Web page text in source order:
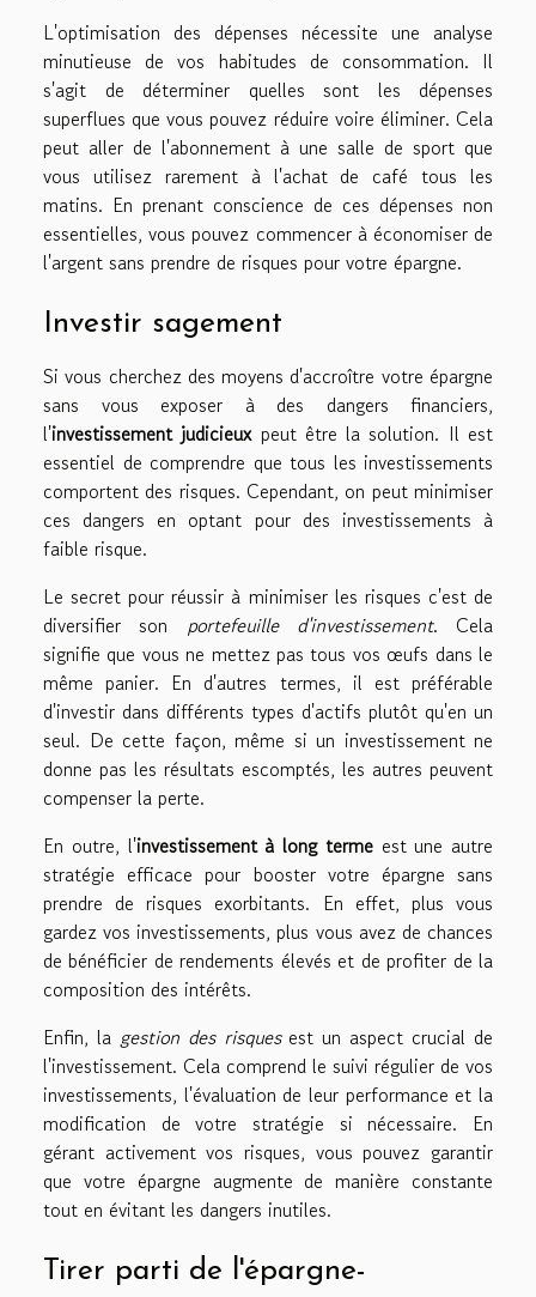
L'optimisation des dépenses nécessite une analyse
minutieuse de vos habitudes de consommation. Il
s'agit de déterminer quelles sont les dépenses
superflues que vous pouvez réduire voire éliminer. Cela
peut aller de l'abonnement à une salle de sport que
vous utilisez rarement à l'achat de café tous les
matins. En prenant conscience de ces dépenses non
essentielles, vous pouvez commencer à économiser de
l'argent sans prendre de risques pour votre épargne.
Investir sagement
Si vous cherchez des moyens d'accroître votre épargne
sans vous exposer à des dangers financiers,
l'investissement judicieuxpeut être la solution. Il est
essentiel de comprendre que tous les investissements
comportent des risques. Cependant, on peut minimiser
ces dangers en optant pour des investissements à
faible risque.
Le secret pour réussir à minimiser les risques c'est de
diversifier son portefeuille d'investissement. Cela
signifie que vous ne mettez pas tous vos œufs dans le
même panier. En d'autres termes, il est préférable
d'investir dans différents types d'actifs plutôt qu'en un
seul. De cette façon, même si un investissement ne
donne pas les résultats escomptés, les autres peuvent
compenser la perte.
En outre, l'investissement à long termeest une autre
stratégie efficace pour booster votre épargne sans
prendre de risques exorbitants. En effet, plus vous
gardez vos investissements, plus vous avez de chances
de bénéficier de rendements élevés et de profiter de la
composition des intérêts.
Enfin, la gestion des risquesest un aspect crucial de
l'investissement. Cela comprend le suivi régulier de vos
investissements, l'évaluation de leur performance et la
modification de votre stratégie si nécessaire. En
gérant activement vos risques, vous pouvez garantir
que votre épargne augmente de manière constante
tout en évitant les dangers inutiles.
Tirer parti de l'épargne-